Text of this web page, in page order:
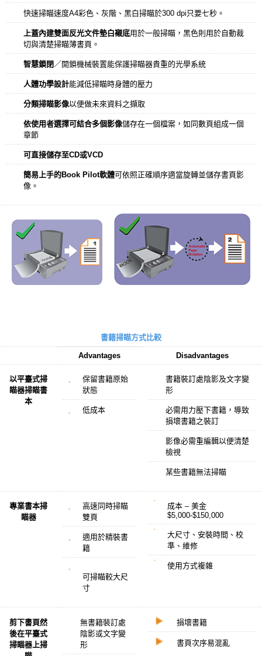
快速掃瞄速度A4彩色、灰階、黑白掃瞄於300 dpi只要七秒。
上蓋內建雙面反光文件墊白襯底用於一般掃瞄，黑色則用於自動裁
切與清楚掃瞄薄書頁。
智慧鎖閉 ／開鎖機械裝置能保護掃瞄器貴重的光學系統
人體功學設計能減低掃瞄時身體的壓力
分類掃瞄影像以便做未來資料之擷取
依使用者選擇可結合多個影像儲存在一個檔案，如同數頁組成一個
章節
可直接儲存至CD或VCD
簡易上手的Book Pilot軟體可依照正確順序適當旋轉並儲存書頁影
像。
書籍掃瞄方式比較
Advantages Disadvantages
以平臺式掃
瞄器掃瞄書
本
保留書籍原始
狀態
低成本
書籍裝訂處陰影及文字變
形
必需用力壓下書籍，導致
損壞書籍之裝訂
影像必需重編輯以便清楚
檢視
某些書籍無法掃瞄
專業書本掃
瞄器
高速同時掃瞄
雙頁
適用於精裝書
籍
可掃瞄較大尺
寸
成本 – 美金
$5,000-$150,000
大尺寸、安裝時間、校
準、維修
使用方式複雜
剪下書頁然
後在平臺式
掃瞄器上掃
無書籍裝訂處
陰影或文字變
形
損壞書籍
書頁次序易混亂